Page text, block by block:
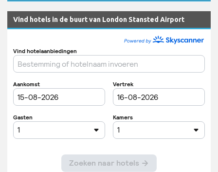
Vind hotels in de buurt van London Stansted Airport